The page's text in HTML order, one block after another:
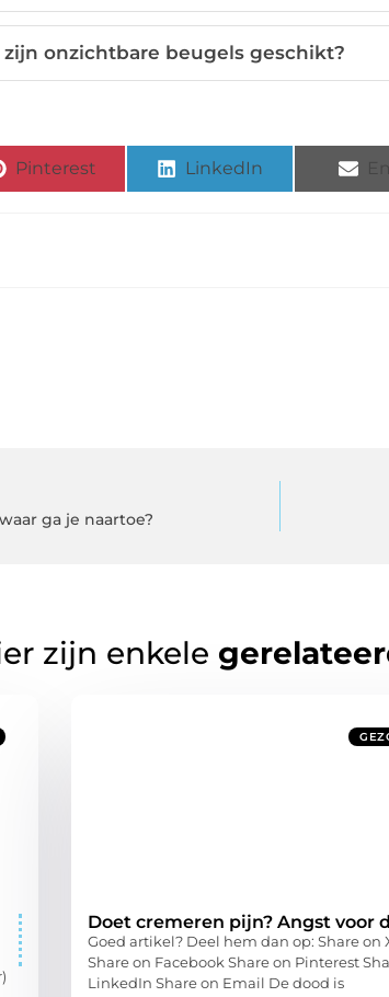
onzichtbare beugels geschikt?
Pinterest LinkedIn
ga je naartoe?
zijn enkele
Doet cremeren pijn? Angst voor
Goed artikel? Deel hem dan op: Share on
Share on Facebook Share on Pinterest
LinkedIn Share on Email De dood is